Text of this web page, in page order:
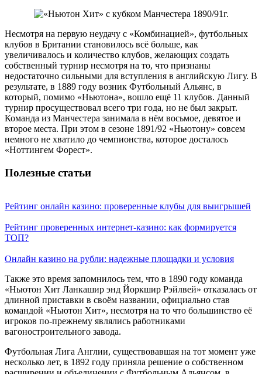
Несмотря на первую неудачу с «Комбинацией», футбольных
клубов в Британии становилось всё больше, как
увеличивалось и количество клубов, желающих создать
собственный турнир несмотря на то, что признаны
недостаточно сильными для вступления в английскую Лигу. В
результате, в 1889 году возник Футбольный Альянс, в
который, помимо «Ньютона», вошло ещё 11 клубов. Данный
турнир просуществовал всего три года, но не был закрыт.
Команда из Манчестера занимала в нём восьмое, девятое и
второе места. При этом в сезоне 1891/92 «Ньютону» совсем
немного не хватило до чемпионства, которое досталось
«Ноттингем Форест».
Полезные статьи
Рейтинг онлайн казино: проверенные клубы для выигрышей
Рейтинг проверенных интернет-казино: как формируется
ТОП?
Онлайн казино на рубли: надежные площадки и условия
Также это время запомнилось тем, что в 1890 году команда
«Ньютон Хит Ланкашир энд Йоркшир Рэйлвей» отказалась от
длинной приставки в своём названии, официально став
командой «Ньютон Хит», несмотря на то что большинство её
игроков по-прежнему являлись работниками
вагоностроительного завода.
Футбольная Лига Англии, существовавшая на тот момент уже
несколько лет, в 1892 году приняла решение о собственном